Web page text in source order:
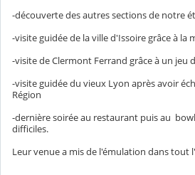
-découverte des autres sections de notre
-visite guidée de la ville d'Issoire grâce à la
-visite de Clermont Ferrand grâce à un jeu
-visite guidée du vieux Lyon après avoir
Région
-dernière soirée au restaurant puis au
difficiles.
Leur venue a mis de l'émulation dans tout